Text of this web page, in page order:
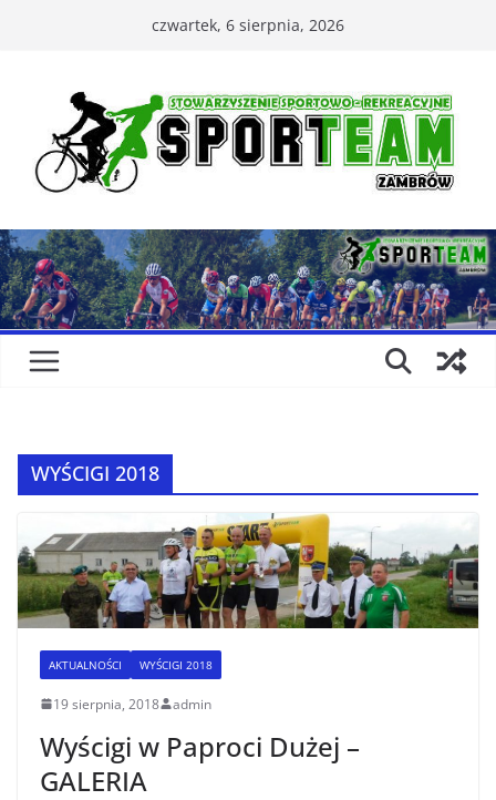
czwartek, 6 sierpnia, 2026
WYŚCIGI 2018
AKTUALNOŚCI WYŚCIGI 2018
19 sierpnia, 2018 admin
Wyścigi w Paproci Dużej –
GALERIA